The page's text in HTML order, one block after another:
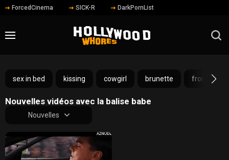
ForcedCinema SICK-R DarkPornList
sex in bed kissing cowgirl brunette from
Nouvelles vidéos avec la balise babe
Nouvelles